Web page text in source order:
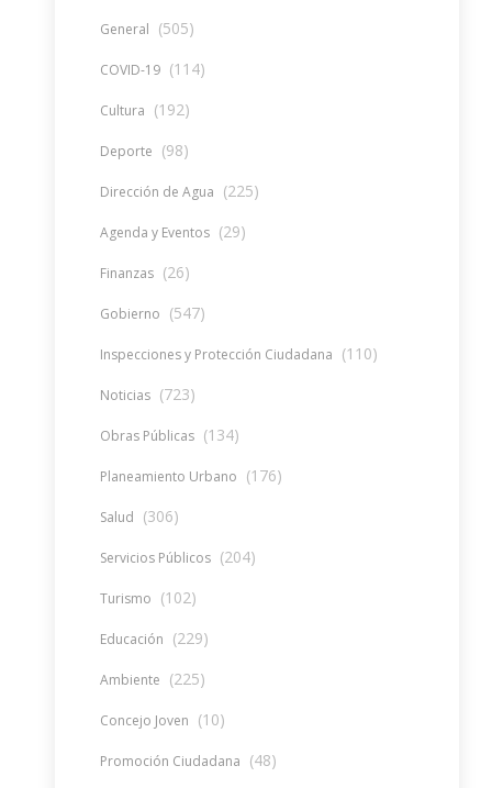
General (505)
COVID-19 (114)
Cultura (192)
Deporte (98)
Dirección de Agua (225)
Agenda y Eventos (29)
Finanzas (26)
Gobierno (547)
Inspecciones y Protección Ciudadana (110)
Noticias (723)
Obras Públicas (134)
Planeamiento Urbano (176)
Salud (306)
Servicios Públicos (204)
Turismo (102)
Educación (229)
Ambiente (225)
Concejo Joven (10)
Promoción Ciudadana (48)